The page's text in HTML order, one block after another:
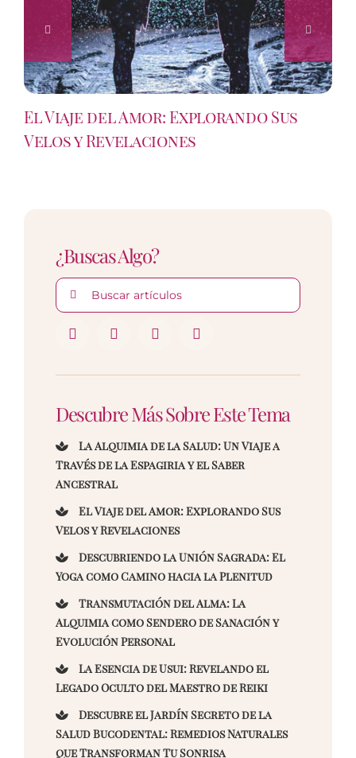
El Viaje del Amor: Explorando Sus
Velos y Revelaciones
¿Buscas Algo?
Buscar:
Descubre Más Sobre Este Tema
La Alquimia de la Salud: Un Viaje a
Través de la Espagiria y el Saber
Ancestral
El Viaje del Amor: Explorando Sus
Velos y Revelaciones
Descubriendo la Unión Sagrada: El
Yoga como Camino hacia la Plenitud
Transmutación del Alma: La
Alquimia como Sendero de Sanación y
Evolución Personal
La Esencia de Usui: Revelando el
Legado Oculto del Maestro de Reiki
Descubre el Jardín Secreto de la
Salud Bucodental: Remedios Naturales
que Transforman Tu Sonrisa